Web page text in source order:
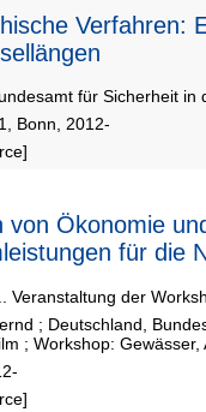
Verfahren:
für Sicherheit in
Bonn, 2012-
für die
Veranstaltung der
; Deutschland,
; Workshop: